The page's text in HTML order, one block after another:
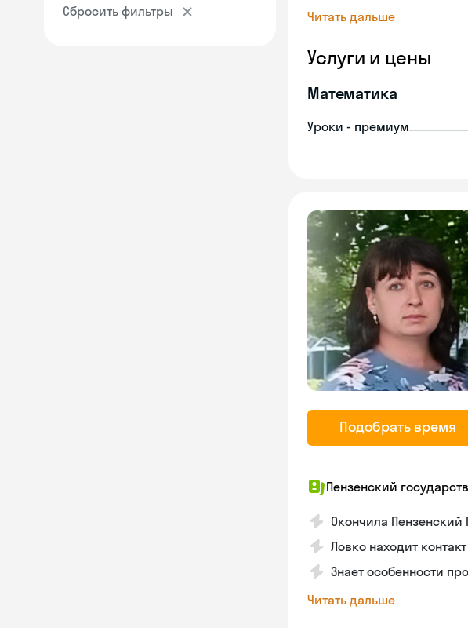
Сбросить фильтры
Читать дальше
Услуги и цены
Математика
Уроки - премиум
Подобрать время
Пензенский
Окончила Пензенский
Ловко находит
Знает особенности
Читать дальше